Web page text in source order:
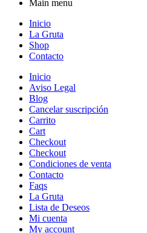
Main menu
Inicio
La Gruta
Shop
Contacto
Inicio
Aviso Legal
Blog
Cancelar suscripción
Carrito
Cart
Checkout
Checkout
Condiciones de venta
Contacto
Faqs
La Gruta
Lista de Deseos
Mi cuenta
My account